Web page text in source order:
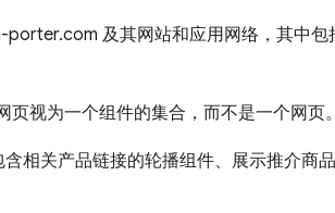
及其网站和应用网络，其中包
视为一个组件的集合，而不是一个网页。
相关产品链接的轮播组件、展示推介商